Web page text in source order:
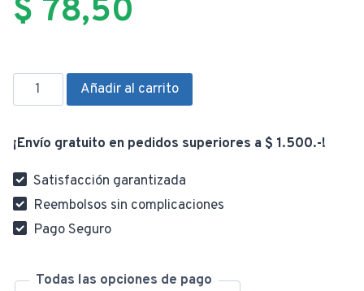
$ 78,50
LLAVE
DISEQC
1
GD-
41C
cantidad
Añadir al carrito
¡Envío gratuito en pedidos superiores a $ 1.500.-!
Satisfacción garantizada
Reembolsos sin complicaciones
Pago Seguro
Todas las opciones de pago